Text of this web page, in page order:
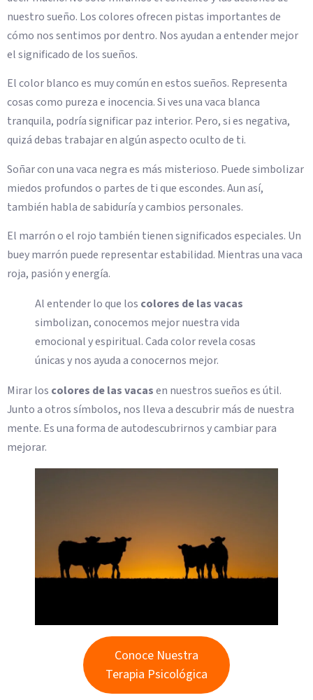
nuestro sueño. Los colores ofrecen pistas importantes de
cómo nos sentimos por dentro. Nos ayudan a entender mejor
el significado de los sueños.
El color blanco es muy común en estos sueños. Representa
cosas como pureza e inocencia. Si ves una vaca blanca
tranquila, podría significar paz interior. Pero, si es negativa,
quizá debas trabajar en algún aspecto oculto de ti.
Soñar con una vaca negra es más misterioso. Puede simbolizar
miedos profundos o partes de ti que escondes. Aun así,
también habla de sabiduría y cambios personales.
El marrón o el rojo también tienen significados especiales. Un
buey marrón puede representar estabilidad. Mientras una vaca
roja, pasión y energía.
Al entender lo que los colores de las vacas
simbolizan, conocemos mejor nuestra vida
emocional y espiritual. Cada color revela cosas
únicas y nos ayuda a conocernos mejor.
Mirar los colores de las vacasen nuestros sueños es útil.
Junto a otros símbolos, nos lleva a descubrir más de nuestra
mente. Es una forma de autodescubrirnos y cambiar para
mejorar.
Conoce Nuestra
Terapia Psicológica